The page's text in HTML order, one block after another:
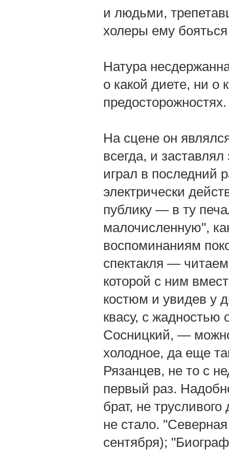
и людьми,
холеры ему бояться
Натура
о какой диете, ни о
предосторожностях.
На сцене он
всегда, и
играл в последний
электрически
публику — в ту
малочисленную",
воспоминаниям
спектакля —
которой с ним
костюм и увидев у
квасу, с
Сосницкий, —
холодное, да еще
Рязанцев, не то с
первый раз.
брат, не
не стало.
сентября);